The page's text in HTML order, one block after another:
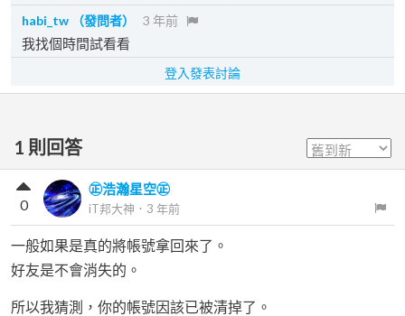
habi_tw （發問者） 3 年前
我找個時間試看看
登入發表討論
1 則回答
㊣浩瀚星空㊣
iT邦大神 ． 3 年前
0
一般如果是真的將帳號拿回來了。
好友是不會消失的。
所以我猜測，你的帳號因該已被清掉了。